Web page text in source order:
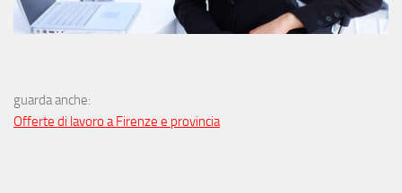
guarda anche:
Offerte di lavoro a Firenze e provincia